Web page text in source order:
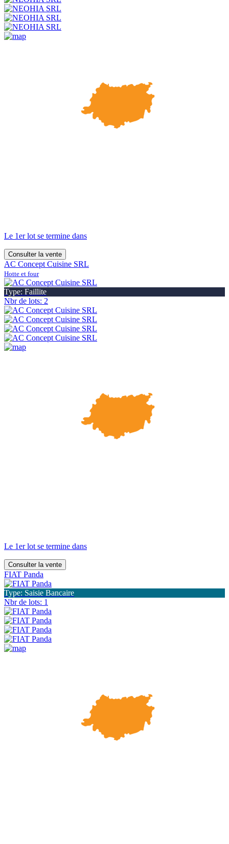
Le 1er lot se termine dans
Consulter la vente
AC Concept Cuisine SRL
Hotte et four
Type: Faillite
Nbr de lots: 2
Le 1er lot se termine dans
Consulter la vente
FIAT Panda
Type: Saisie Bancaire
Nbr de lots: 1